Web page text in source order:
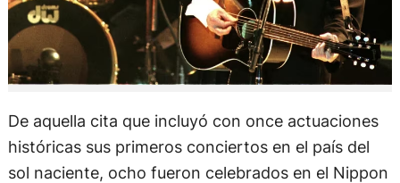
De aquella cita que incluyó con once actuaciones
históricas sus primeros conciertos en el país del
sol naciente, ocho fueron celebrados en el Nippon